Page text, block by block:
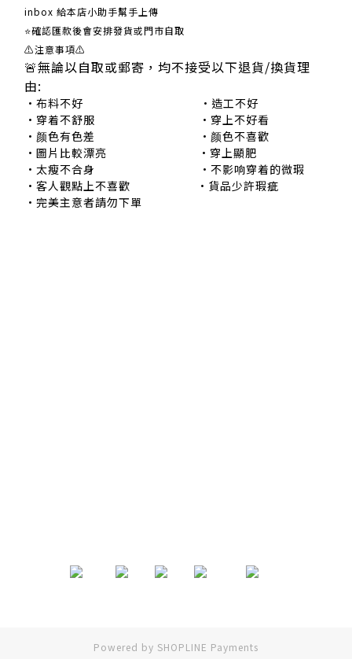
inbox 給本店小助手幫手上傳
⭐確認匯款後會安排發貨或門市自取
⚠注意事項⚠
🚨無論以自取或郵寄，均不接受以下退貨/換貨理
由:
•布料不好 •造工不好
•穿着不舒服 •穿上不好看
•颜色有色差 •颜色不喜歡
•圖片比較漂亮 •穿上顯肥
•太瘦不合身 •不影响穿着的微瑕
•客人觀點上不喜歡 •貨品少許瑕疵
•完美主意者請勿下單
Powered by SHOPLINE Payments